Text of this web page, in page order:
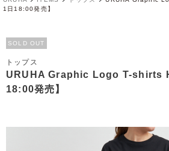
1日18:00発売】
SOLD OUT
トップス
URUHA Graphic Logo T-shirts
18:00発売】